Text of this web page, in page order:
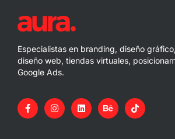
Especialistas en branding, diseño
diseño web, tiendas virtuales,
Google Ads.